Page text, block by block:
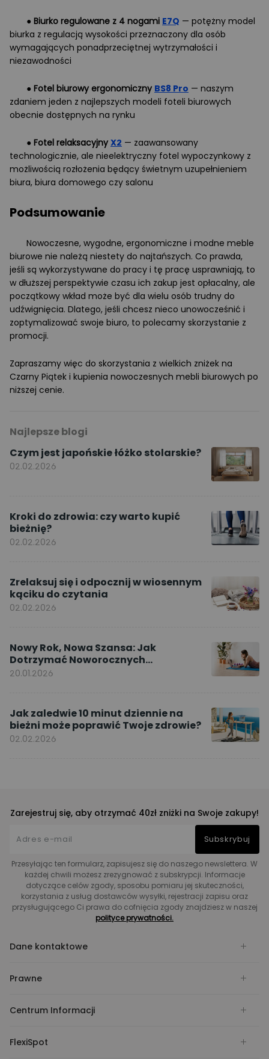
● Biurko regulowane z 4 nogami E7Q — potężny model
biurka z regulacją wysokości przeznaczony dla osób
wymagających ponadprzeciętnej wytrzymałości i
niezawodności
● Fotel biurowy ergonomiczny BS8 Pro — naszym
zdaniem jeden z najlepszych modeli foteli biurowych
obecnie dostępnych na rynku
● Fotel relaksacyjny X2 — zaawansowany
technologicznie, ale nieelektryczny fotel wypoczynkowy z
możliwością rozłożenia będący świetnym uzupełnieniem
biura, biura domowego czy salonu
Podsumowanie
Nowoczesne, wygodne, ergonomiczne i modne meble
biurowe nie należą niestety do najtańszych. Co prawda,
jeśli są wykorzystywane do pracy i tę pracę usprawniają, to
w dłuższej perspektywie czasu ich zakup jest opłacalny, ale
początkowy wkład może być dla wielu osób trudny do
udźwignięcia. Dlatego, jeśli chcesz nieco unowocześnić i
zoptymalizować swoje biuro, to polecamy skorzystanie z
promocji.
Zapraszamy więc do skorzystania z wielkich zniżek na
Czarny Piątek i kupienia nowoczesnych mebli biurowych po
niższej cenie.
Najlepsze blogi
Czym jest japońskie łóżko stolarskie?
02.02.2026
Kroki do zdrowia: czy warto kupić
bieżnię?
02.02.2026
Zrelaksuj się i odpocznij w wiosennym
kąciku do czytania
02.02.2026
Nowy Rok, Nowa Szansa: Jak
Dotrzymać Noworocznych
Postanowień dzięki ćwiczeniom w
20.01.2026
Jak zaledwie 10 minut dziennie na
bieżni może poprawić Twoje zdrowie?
02.02.2026
Zarejestruj się, aby otrzymać 40zł zniżki na Swoje zakupy!
Subskrybuj
Przesyłając ten formularz, zapisujesz się do naszego newslettera. W
każdej chwili możesz zrezygnować z subskrypcji. Informacje
dotyczące celów zgody, sposobu pomiaru jej skuteczności,
korzystania z usług dostawców wysyłki, rejestracji zapisu oraz
przysługującego Ci prawa do cofnięcia zgody znajdziesz w naszej
polityce prywatności.
Dane kontaktowe
Prawne
Centrum Informacji
FlexiSpot